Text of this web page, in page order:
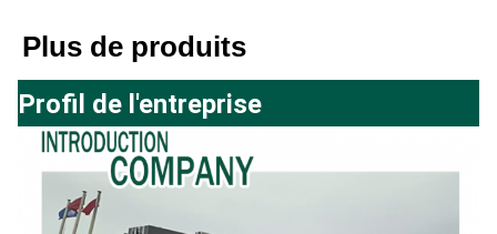
Plus de produits
Profil de l'entreprise